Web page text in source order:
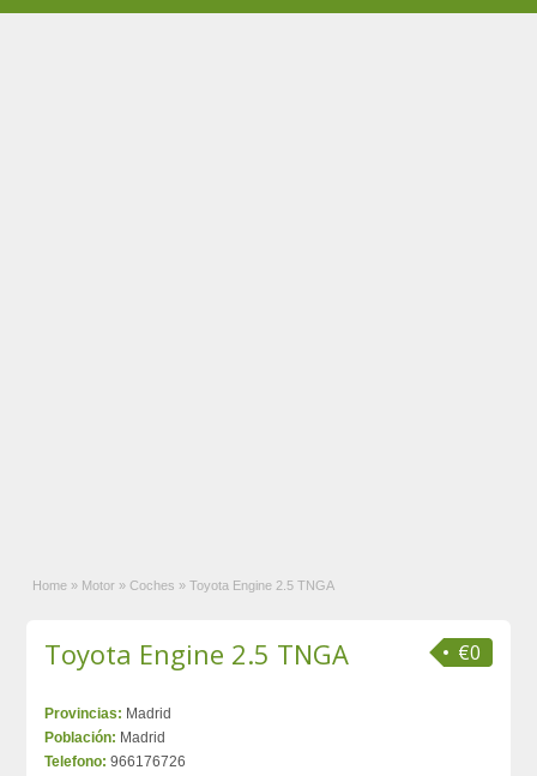
Home » Motor » Coches » Toyota Engine 2.5 TNGA
€0
Toyota Engine 2.5 TNGA
Provincias: Madrid
Población: Madrid
Telefono: 966176726